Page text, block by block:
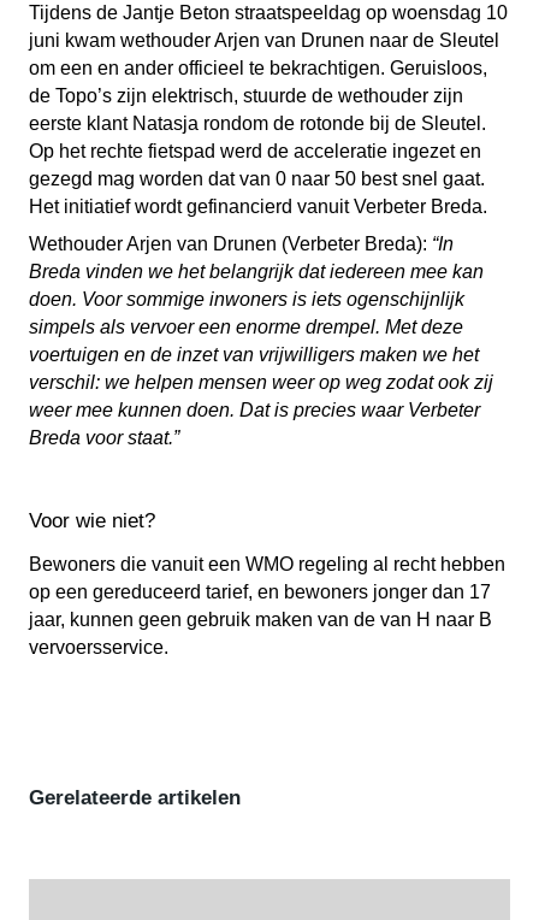
Tijdens de Jantje Beton straatspeeldag op woensdag 10
juni kwam wethouder Arjen van Drunen naar de Sleutel
om een en ander officieel te bekrachtigen. Geruisloos,
de Topo’s zijn elektrisch, stuurde de wethouder zijn
eerste klant Natasja rondom de rotonde bij de Sleutel.
Op het rechte fietspad werd de acceleratie ingezet en
gezegd mag worden dat van 0 naar 50 best snel gaat.
Het initiatief wordt gefinancierd vanuit Verbeter Breda.
Wethouder Arjen van Drunen (Verbeter Breda): “In
Breda vinden we het belangrijk dat iedereen mee kan
doen. Voor sommige inwoners is iets ogenschijnlijk
simpels als vervoer een enorme drempel. Met deze
voertuigen en de inzet van vrijwilligers maken we het
verschil: we helpen mensen weer op weg zodat ook zij
weer mee kunnen doen. Dat is precies waar Verbeter
Breda voor staat.”
Voor wie niet?
Bewoners die vanuit een WMO regeling al recht hebben
op een gereduceerd tarief, en bewoners jonger dan 17
jaar, kunnen geen gebruik maken van de van H naar B
vervoersservice.
Gerelateerde artikelen